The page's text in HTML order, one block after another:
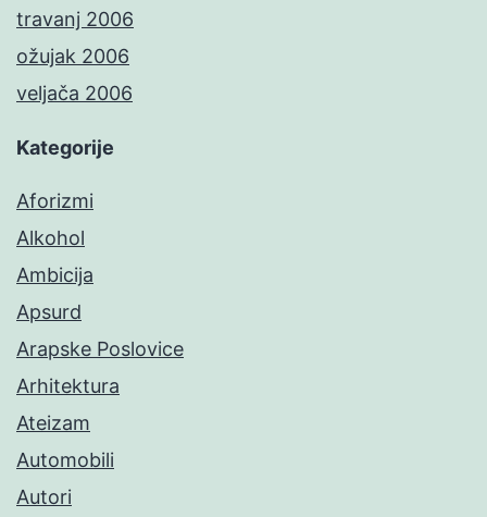
travanj 2006
ožujak 2006
veljača 2006
Kategorije
Aforizmi
Alkohol
Ambicija
Apsurd
Arapske Poslovice
Arhitektura
Ateizam
Automobili
Autori